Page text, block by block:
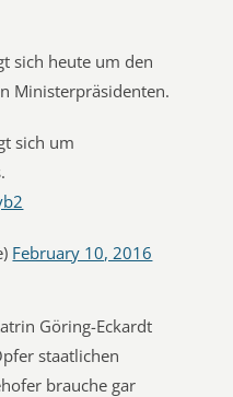
sich heute um den
Ministerpräsidenten.
sich um
February 10, 2016
Göring-Eckardt
staatlichen
brauche gar